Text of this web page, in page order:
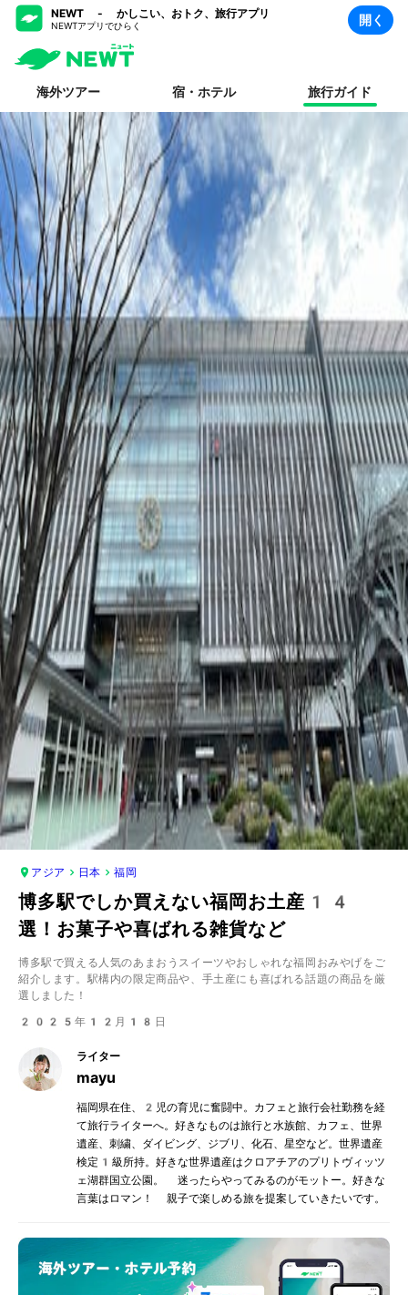
NEWT - かしこい、おトク、旅行アプリ
NEWTアプリでひらく 開く
海外ツアー 宿・ホテル 旅行ガイド
アジア 日本 福岡
博多駅でしか買えない福岡お土産​14
選！お菓子や喜ばれる雑貨など
博多駅で買える人気のあまおうスイーツやおしゃれな福岡おみやげをご
紹介します。駅構内の限定商品や、手土産にも喜ばれる話題の商品を厳
選しました！
2025年12月18日
ライター
mayu
福岡県在住、2児の育児に奮闘中。カフェと旅行会社勤務を経
て旅行ライターへ。好きなものは旅行と水族館、カフェ、世界
遺産、刺繍、ダイビング、ジブリ、化石、星空など。世界遺産
検定1級所持。好きな世界遺産はクロアチアのプリトヴィッツ
ェ湖群国立公園。 迷ったらやってみるのがモットー。好きな
言葉はロマン！ 親子で楽しめる旅を提案していきたいです。